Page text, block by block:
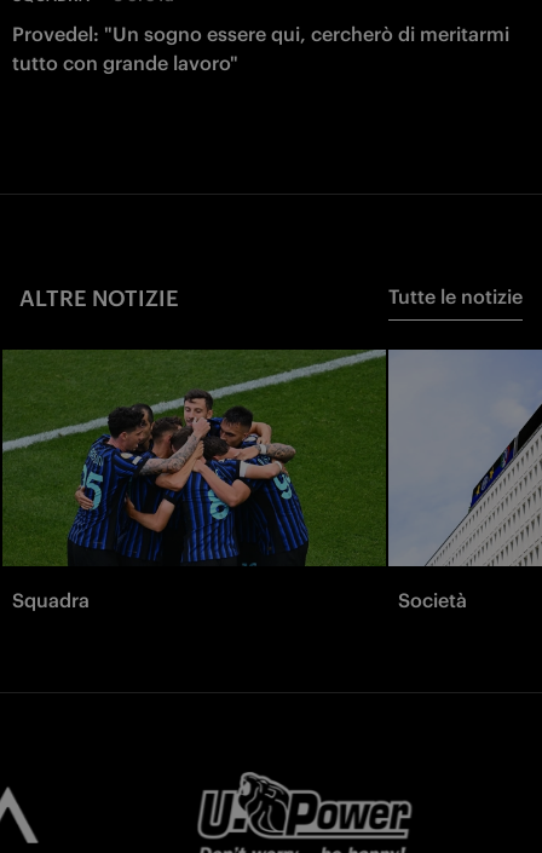
Provedel: "Un sogno essere qui, cercherò di meritarmi
tutto con grande lavoro"
ALTRE NOTIZIE Tutte le notizie
Squadra Società